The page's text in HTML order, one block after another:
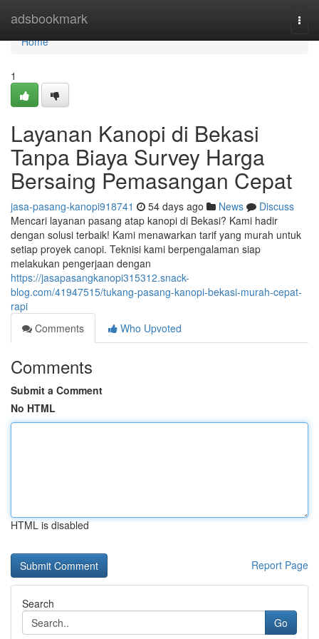
adsbookmark
Home
Home
1
Layanan Kanopi di Bekasi
Tanpa Biaya Survey Harga
Bersaing Pemasangan Cepat
jasa-pasang-kanopi918741 54 days ago News
Discuss
Mencari layanan pasang atap kanopi di Bekasi? Kami hadir
dengan solusi terbaik! Kami menawarkan tarif yang murah untuk
setiap proyek canopi. Teknisi kami berpengalaman siap
melakukan pengerjaan dengan
https://jasapasangkanopi315312.snack-
blog.com/41947515/tukang-pasang-kanopi-bekasi-murah-cepat-
rapi
Comments
Who Upvoted
Comments
Submit a Comment
No HTML
HTML is disabled
Report Page
Search
Go